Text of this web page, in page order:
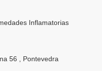
Inflamatorias
56 , Pontevedra